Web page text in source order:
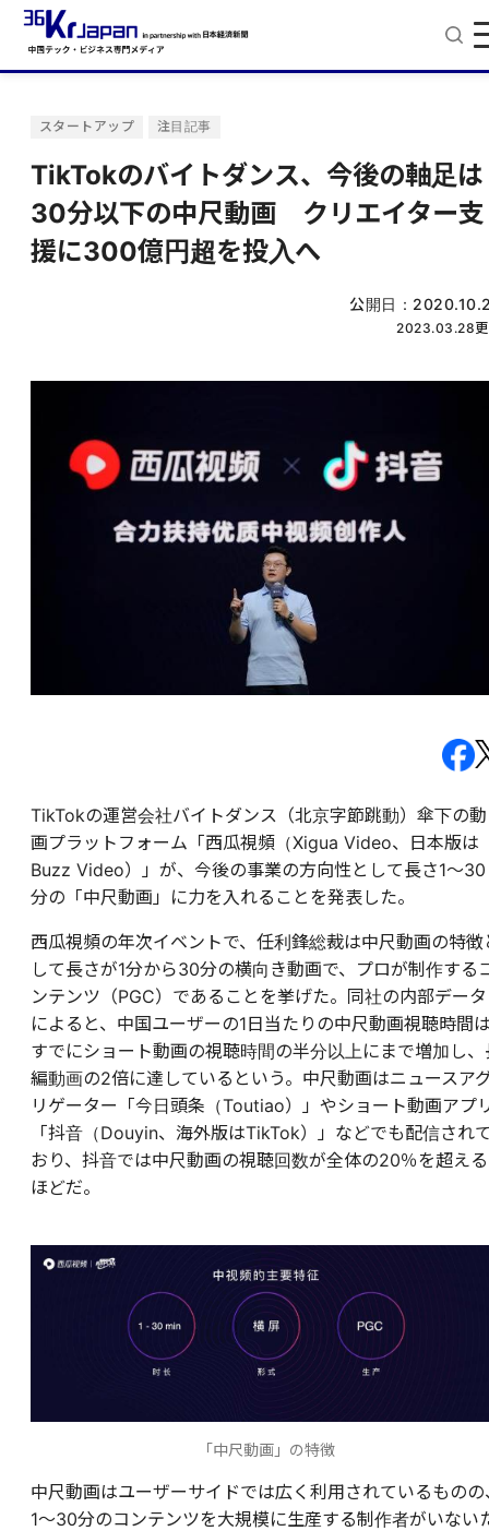
スタートアップ 注目記事
TikTokのバイトダンス、今後の軸足は
30分以下の中尺動画 クリエイター支
援に300億円超を投入へ
公開日：
2023.03.28
TikTokの運営会社バイトダンス（北京字節跳動）傘下の動
画プラットフォーム「西瓜視頻（Xigua Video、日本版は
Buzz Video）」が、今後の事業の方向性として長さ1～30
分の「中尺動画」に力を入れることを発表した。
西瓜視頻の年次イベントで、任利鋒総裁は中尺動画の特徴
して長さが1分から30分の横向き動画で、プロが制作する
ンテンツ（PGC）であることを挙げた。同社の内部データ
によると、中国ユーザーの1日当たりの中尺動画視聴時間
すでにショート動画の視聴時間の半分以上にまで増加し、
編動画の2倍に達しているという。中尺動画はニュースア
リゲーター「今日頭条（Toutiao）」やショート動画アプ
「抖音（Douyin、海外版はTikTok）」などでも配信され
おり、抖音では中尺動画の視聴回数が全体の20％を超える
ほどだ。
「中尺動画」の特徴
中尺動画はユーザーサイドでは広く利用されているものの
1～30分のコンテンツを大規模に生産する制作者がいない